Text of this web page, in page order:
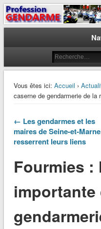
Profession
Le journal des gendarmes
Vous êtes ici: Accueil ›
caserne de gendarmerie de la
← Les gendarmes et les
maires de Seine-et-Marne
resserrent leurs liens
Fourmies :
importante